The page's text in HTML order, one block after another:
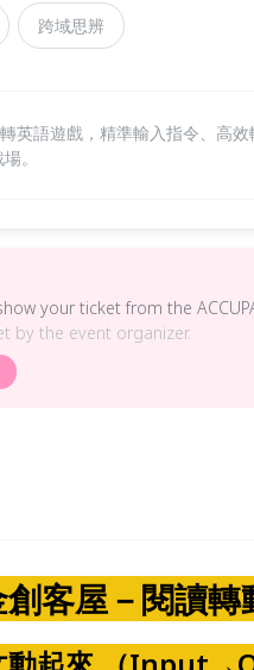
跨域思辨
英語遊戲，精準輸入指令、高
。
your ticket from the
by the event organizer.
客屋－閱讀轉